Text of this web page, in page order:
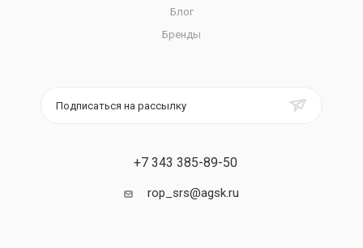
Блог
Бренды
Подписаться на рассылку
+7 343 385-89-50
rop_srs@agsk.ru